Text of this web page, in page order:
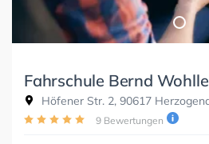
Fahrschule Bernd
Höfener Str. 2, 90617
9 Bewertungen